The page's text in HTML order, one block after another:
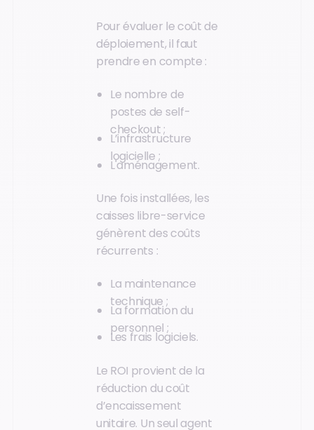
Pour évaluer le coût de
déploiement, il faut
prendre en compte :
Le nombre de
postes de self-
checkout ;
L’infrastructure
logicielle ;
L'aménagement.
Une fois installées, les
caisses libre-service
génèrent des coûts
récurrents :
La maintenance
technique ;
La formation du
personnel ;
Les frais logiciels.
Le ROI provient de la
réduction du coût
d’encaissement
unitaire. Un seul agent